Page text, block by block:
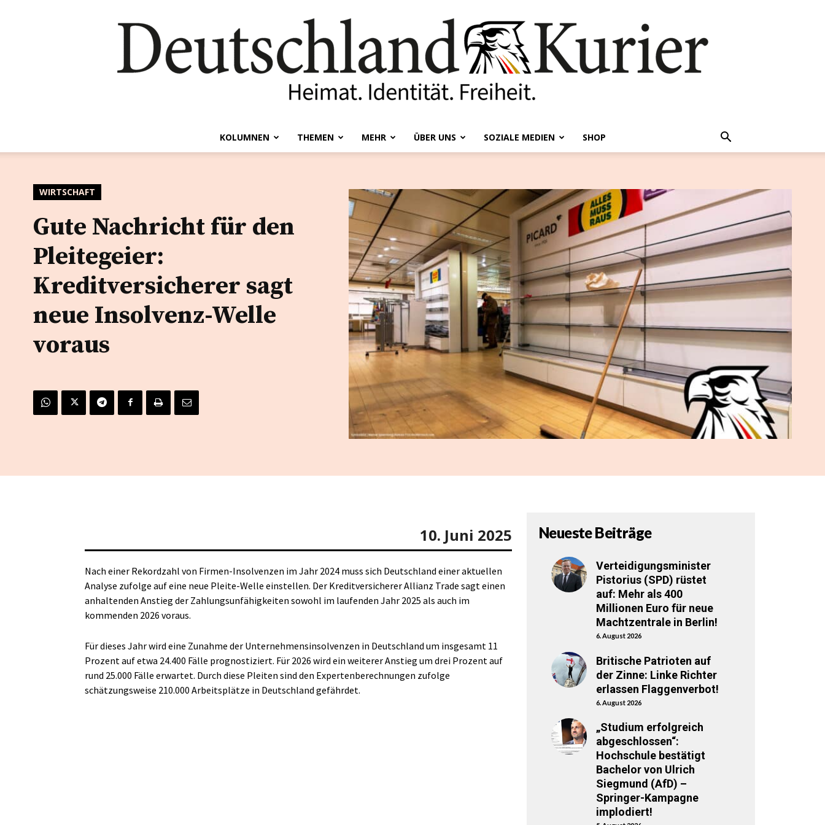
Kurier
KOLUMNEN THEMEN MEHR ÜBER UNS SOZIALE MEDIEN SHOP
WIRTSCHAFT
Gute Nachricht für den
Pleitegeier:
Kreditversicherer sagt
neue Insolvenz-Welle
voraus
10. Juni 2025
Nach einer Rekordzahl von Firmen-Insolvenzen im Jahr 2024 muss sich Deutschland einer aktuellen
Analyse zufolge auf eine neue Pleite-Welle einstellen. Der Kreditversicherer Allianz Trade sagt einen
anhaltenden Anstieg der Zahlungsunfähigkeiten sowohl im laufenden Jahr 2025 als auch im
kommenden 2026 voraus.
Für dieses Jahr wird eine Zunahme der Unternehmensinsolvenzen in Deutschland um insgesamt 11
Prozent auf etwa 24.400 Fälle prognostiziert. Für 2026 wird ein weiterer Anstieg um drei Prozent auf
rund 25.000 Fälle erwartet. Durch diese Pleiten sind den Expertenberechnungen zufolge
schätzungsweise 210.000 Arbeitsplätze in Deutschland gefährdet.
Neueste Beiträge
Verteidigungsminister
Pistorius (SPD) rüstet
auf: Mehr als 400
Millionen Euro für neue
Machtzentrale in Berlin!
6. August 2026
Britische Patrioten auf
der Zinne: Linke Richter
erlassen Flaggenverbot!
6. August 2026
„Studium erfolgreich
abgeschlossen“:
Hochschule bestätigt
Bachelor von Ulrich
Siegmund (AfD) –
Springer-Kampagne
implodiert!